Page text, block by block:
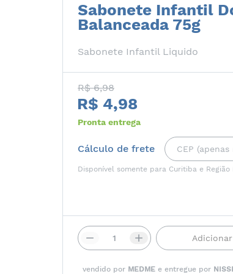
Sabonete Infantil
Balanceada 75g
Sabonete Infantil Liquido
R$ 6,98
R$ 4,98
Pronta entrega
Cálculo de frete
Disponível somente para Curitiba e
Adicionar
vendido por MEDME e entregue por